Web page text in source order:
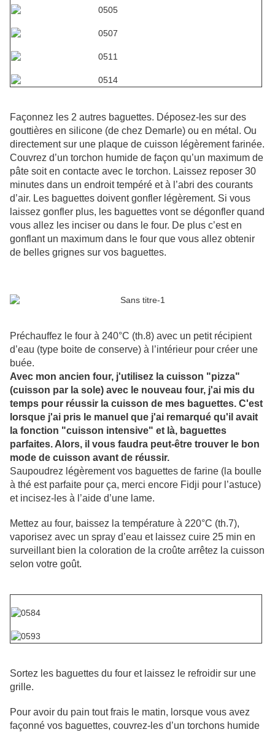
Façonnez les 2 autres baguettes. Déposez-les sur des
gouttières en silicone (de chez Demarle) ou en métal. Ou
directement sur une plaque de cuisson légèrement farinée.
Couvrez d’un torchon humide de façon qu’un maximum de
pâte soit en contacte avec le torchon. Laissez reposer 30
minutes dans un endroit tempéré et à l’abri des courants
d’air. Les baguettes doivent gonfler légèrement. Si vous
laissez gonfler plus, les baguettes vont se dégonfler quand
vous allez les inciser ou dans le four. De plus c’est en
gonflant un maximum dans le four que vous allez obtenir
de belles grignes sur vos baguettes.
Préchauffez le four à 240°C (th.8) avec un petit récipient
d’eau (type boite de conserve) à l’intérieur pour créer une
buée.
Avec mon ancien four, j'utilisez la cuisson "pizza"
(cuisson par la sole) avec le nouveau four, j'ai mis du
temps pour réussir la cuisson de mes baguettes. C'est
lorsque j'ai pris le manuel que j'ai remarqué qu'il avait
la fonction "cuisson intensive" et là, baguettes
parfaites. Alors, il vous faudra peut-être trouver le bon
mode de cuisson avant de réussir.
Saupoudrez légèrement vos baguettes de farine (la boulle
à thé est parfaite pour ça, merci encore Fidji pour l’astuce)
et incisez-les à l’aide d’une lame.
Mettez au four, baissez la température à 220°C (th.7),
vaporisez avec un spray d’eau et laissez cuire 25 min en
surveillant bien la coloration de la croûte arrêtez la cuisson
selon votre goût.
Sortez les baguettes du four et laissez le refroidir sur une
grille.
Pour avoir du pain tout frais le matin, lorsque vous avez
façonné vos baguettes, couvrez-les d’un torchons humide